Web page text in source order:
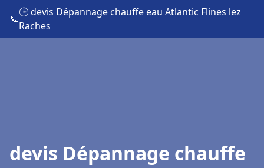
📞
🕒 devis Dépannage chauffe eau Atlantic Flines lez
Raches
devis Dépannage chauffe